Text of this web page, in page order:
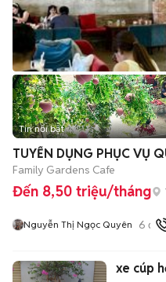
Tin nổi bật
TUYỂN DỤNG PHỤC VỤ
Family Gardens Cafe
Đến 8,50 triệu/tháng
Nguyễn Thị Ngọc Quyên 6 đã
xe cúp